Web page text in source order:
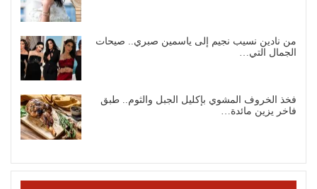
من نادين نسيب نجيم إلى ياسمين صبري.. صيحات
الجمال التي…
فخذ الخروف المشوي بإكليل الجبل والثوم.. طبق
فاخر يزين مائدة…